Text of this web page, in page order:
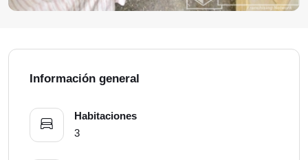
Información general
Habitaciones
3